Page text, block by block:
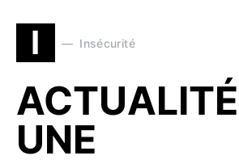
I Insécurité
UNE